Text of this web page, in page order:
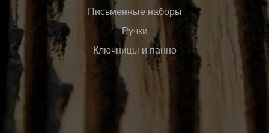
Письменные наборы
Ручки
Ключницы и панно